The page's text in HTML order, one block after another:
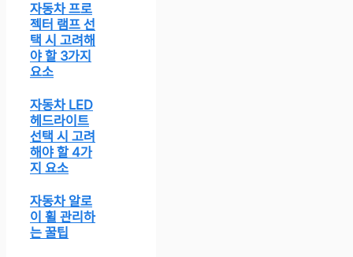
자동차 프로
젝터 램프 선
택 시 고려해
야 할 3가지
요소
자동차 LED
헤드라이트
선택 시 고려
해야 할 4가
지 요소
자동차 알로
이 휠 관리하
는 꿀팁